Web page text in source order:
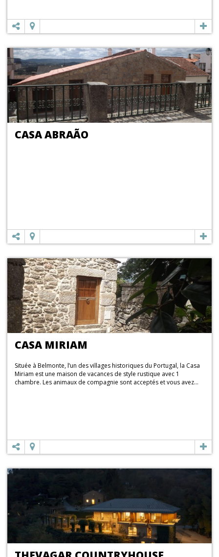
CASA ABRAÃO
CASA MIRIAM
Située à Belmonte, l’un des villages historiques du Portugal, la Casa
Miriam est une maison de vacances de style rustique avec 1
chambre. Les animaux de compagnie sont acceptés et vous avez...